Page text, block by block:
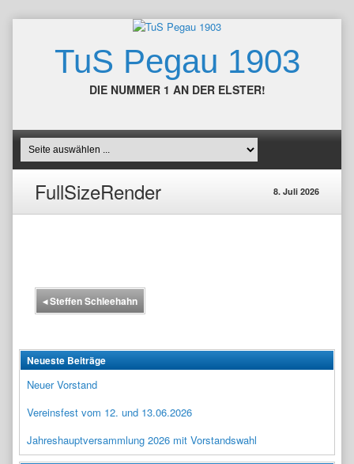
TuS Pegau 1903
DIE NUMMER 1 AN DER ELSTER!
FullSizeRender 8. Juli 2026
◂Steffen Schleehahn
Neueste Beiträge
Neuer Vorstand
Vereinsfest vom 12. und 13.06.2026
Jahreshauptversammlung 2026 mit Vorstandswahl